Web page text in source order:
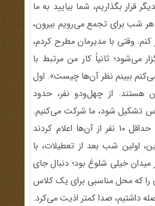
بگذاریم، شما بیایید به ما
شب برای تجمع می‌رویم بیرون،
وقتی با مدیرمان مطرح کردم،
می‌شود؛ ثانیاً کار من مرتبط با
ببینم نظر آن‌ها چیست». اول
هستند. از چهل‌ودو نفر، حدود
تشکیل شود، ما شرکت می‌کنیم.
بعد با مادرها مطرح کردم و نظرشان را پرسیدم. مادرها گفتند موافقیم؛ حداقل 10 نفر از آن‌ها اعلام کردند
حضوری در خیابان شرکت می‌کنند. ۱۵ فروردین، اولین شب بعد از تعطیلات، با
میدان خیلی شلوغ بود؛ دنبال جای
را که محل مناسبی برای یک کلاس
داشتیم، صدا کمتر اذیت می‌کرد.